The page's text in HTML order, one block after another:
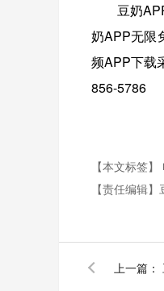
豆奶
奶APP无限
频APP下载
856-5786
【本文标签】
【责任编辑】
上一篇：